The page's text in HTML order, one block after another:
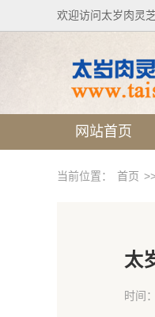
欢迎访问太岁肉灵
网站首页
当前位置： 首页
太
时间：